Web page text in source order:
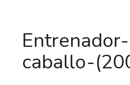
caballo-